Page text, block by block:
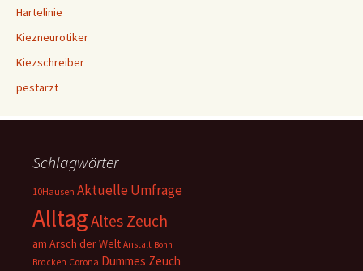
Hartelinie
Kiezneurotiker
Kiezschreiber
pestarzt
Schlagwörter
10Hausen Aktuelle Umfrage
AlltagAltes Zeuch
am Arsch der Welt Anstalt Bonn
Brocken Corona Dummes Zeuch